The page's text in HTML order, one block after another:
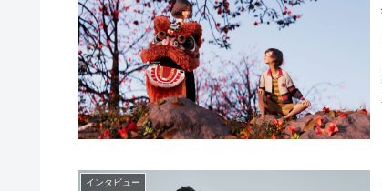
インタビュー